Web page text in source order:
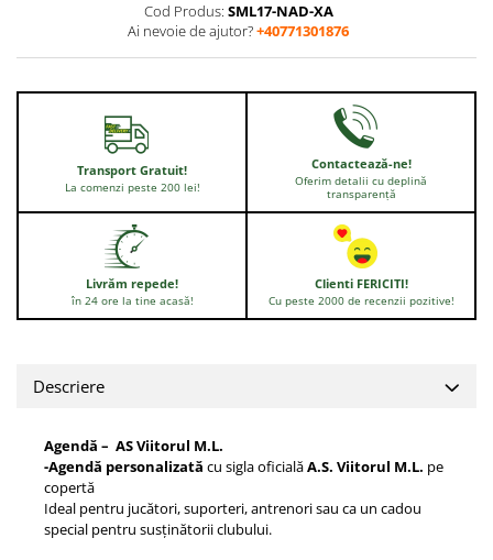
Cod Produs: SML17-NAD-XA
Ai nevoie de ajutor?+40771301876
Transport Gratuit!
La comenzi peste 200 lei!
Contactează-ne!
Oferim detalii cu deplină
transparență
Livrăm repede!
în 24 ore la tine acasă!
Clienti FERICITI!
Cu peste 2000 de recenzii pozitive!
Descriere
Agendă – AS Viitorul M.L.
-Agendă personalizată cu sigla oficialăA.S. Viitorul M.L. pe
copertă
Ideal pentru jucători, suporteri, antrenori sau ca un cadou
special pentru susținătorii clubului.